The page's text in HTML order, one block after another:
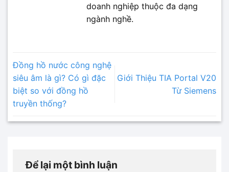
doanh nghiệp thuộc đa dạng
ngành nghề.
Đồng hồ nước công nghệ
siêu âm là gì? Có gì đặc
biệt so với đồng hồ
truyền thống?
Giới Thiệu TIA Portal V20
Từ Siemens
Để lại một bình luận